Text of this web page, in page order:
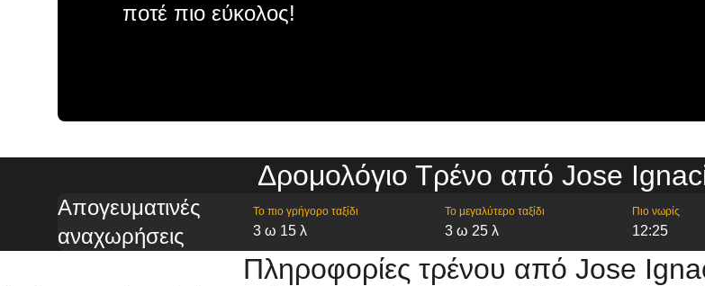
ποτέ πιο εύκολος!
Δρομολόγιο Τρένο από Jose
Απογευματινές
αναχωρήσεις
Το πιο γρήγορο ταξίδι
3 ω 15 λ
Το μεγαλύτερο ταξίδι
3 ω 25 λ
Πιο νωρίς
12:25
Πληροφορίες τρένου από Jose